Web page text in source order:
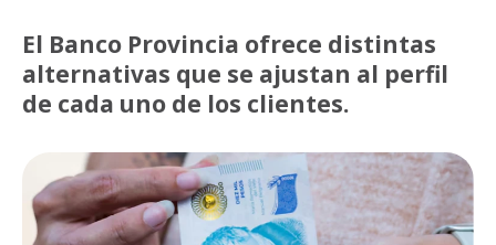
El Banco Provincia ofrece distintas
alternativas que se ajustan al perfil
de cada uno de los clientes.